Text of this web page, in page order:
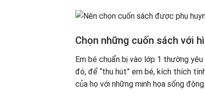
Chọn những cuốn sách với
Em bé chuẩn bị vào lớp 1 thường
đó, để “thu hút” em bé, kích thích
của họ với những minh họa sống động.